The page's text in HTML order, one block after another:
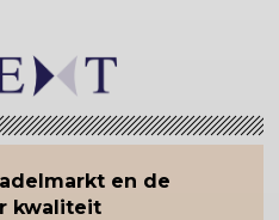
en de
kwaliteit